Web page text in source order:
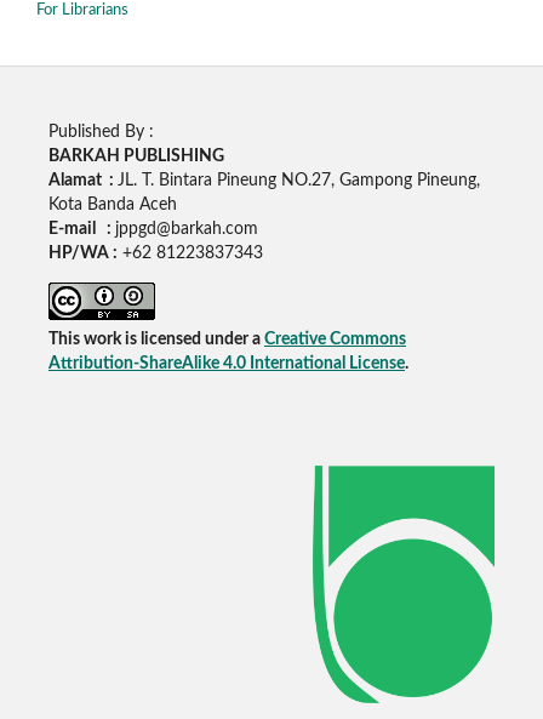
For Librarians
Published By :
BARKAH PUBLISHING
Alamat : JL. T. Bintara Pineung NO.27, Gampong Pineung,
Kota Banda Aceh
E-mail : jppgd@barkah.com
HP/WA : +62 81223837343
This work is licensed under a Creative Commons
Attribution-ShareAlike 4.0 International License.